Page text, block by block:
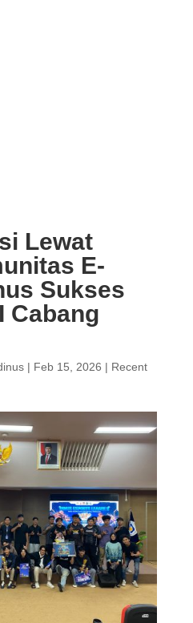
Lewat
E-
Sukses
Cabang
| Feb 15, 2026 | Recent